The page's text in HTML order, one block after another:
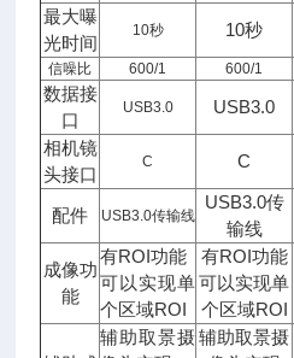
最大曝
光时间
10秒 10秒
信噪比 600/1 600/1
数据接
口
USB3.0 USB3.0
相机镜
头接口
C C
配件 USB3.0传输线
USB3.0传
输线
成像功
能
有ROI功能
可以实现单
个区域ROI
有ROI功能
可以实现单
个区域ROI
辅助取景摄 辅助取景摄